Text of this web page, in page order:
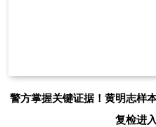
警方掌握关键证据！黄明志样
复检进